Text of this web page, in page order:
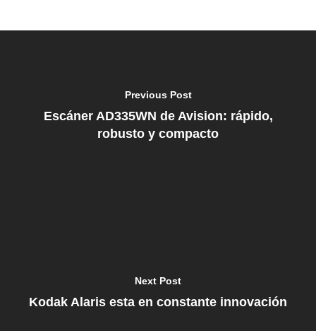
Previous Post
Escáner AD335WN de Avision: rápido,
robusto y compacto
Next Post
Kodak Alaris esta en constante innovación